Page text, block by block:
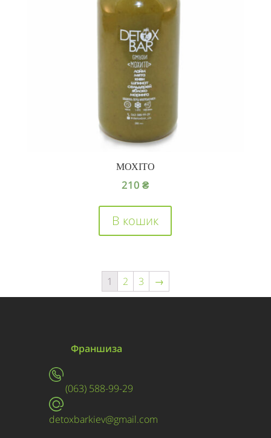
МОХІТО
210₴
В кошик
1 2 3 →
Франшиза
(063) 588-99-29
detoxbarkiev@gmail.com